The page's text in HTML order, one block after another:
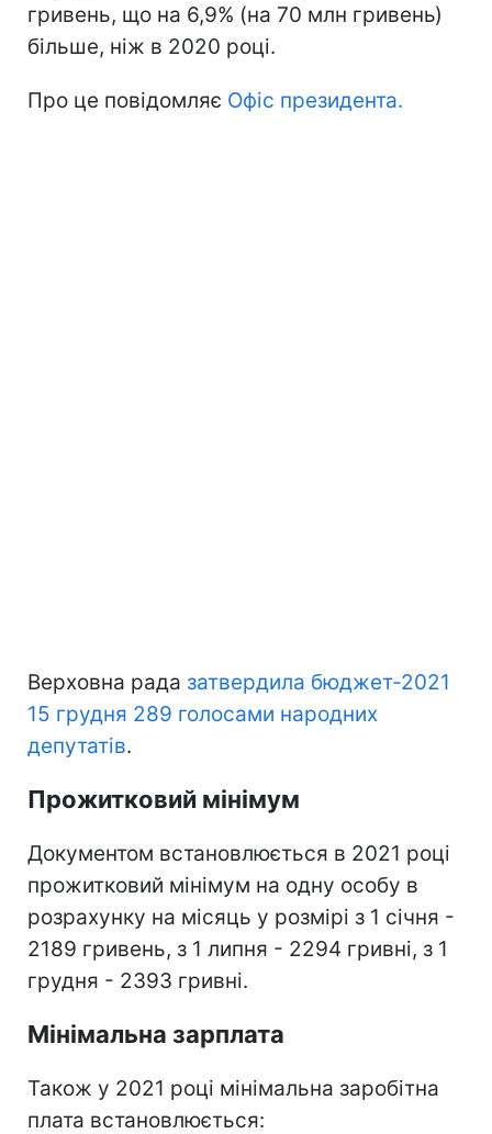
гривень, що на 6,9% (на 70 млн гривень)
більше, ніж в 2020 році.
Про це повідомляє Офіс президента.
Верховна рада затвердила бюджет-2021
15 грудня 289 голосами народних
депутатів.
Прожитковий мінімум
Документом встановлюється в 2021 році
прожитковий мінімум на одну особу в
розрахунку на місяць у розмірі з 1 січня -
2189 гривень, з 1 липня - 2294 гривні, з 1
грудня - 2393 гривні.
Мінімальна зарплата
Також у 2021 році мінімальна заробітна
плата встановлюється: